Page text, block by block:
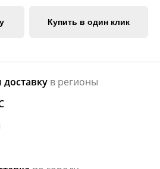
Купить в один клик
в регионы